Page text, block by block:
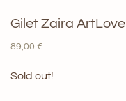
Gilet Zaira ArtLove
89,00 €
Sold out!